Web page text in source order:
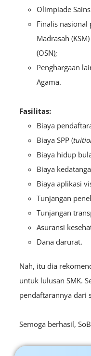
Olimpiade
Finalis nasional
Madrasah
(OSN);
Penghargaan
Agama.
Fasilitas:
Biaya
Biaya SPP (
Biaya hidup
Biaya
Biaya aplikasi
Tunjangan
Tunjangan
Asuransi
Dana darurat.
Nah, itu dia
untuk lulusan SMK.
pendaftarannya dari
Semoga berhasil,